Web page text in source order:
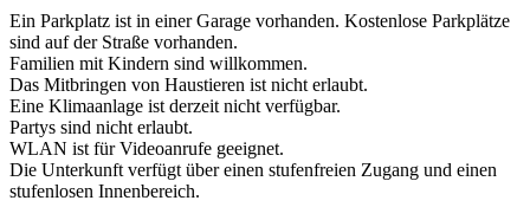
Ein Parkplatz ist in einer Garage vorhanden. Kostenlose Parkplätze
sind auf der Straße vorhanden.
Familien mit Kindern sind willkommen.
Das Mitbringen von Haustieren ist nicht erlaubt.
Eine Klimaanlage ist derzeit nicht verfügbar.
Partys sind nicht erlaubt.
WLAN ist für Videoanrufe geeignet.
Die Unterkunft verfügt über einen stufenfreien Zugang und einen
stufenlosen Innenbereich.